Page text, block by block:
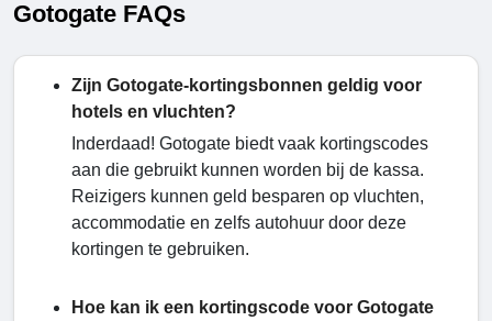
Gotogate FAQs
Zijn Gotogate-kortingsbonnen geldig voor
hotels en vluchten?
Inderdaad! Gotogate biedt vaak kortingscodes
aan die gebruikt kunnen worden bij de kassa.
Reizigers kunnen geld besparen op vluchten,
accommodatie en zelfs autohuur door deze
kortingen te gebruiken.
Hoe kan ik een kortingscode voor Gotogate